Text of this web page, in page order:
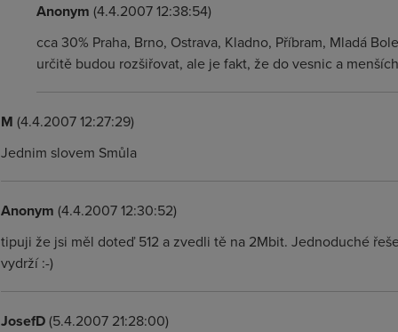
Anonym (4.4.2007 12:38:54)
cca 30% Praha, Brno, Ostrava, Kladno, Příbram, Mladá
určitě budou rozšiřovat, ale je fakt, že do vesnic a
M (4.4.2007 12:27:29)
Jednim slovem Smůla
Anonym (4.4.2007 12:30:52)
tipuji že jsi měl doteď 512 a zvedli tě na 2Mbit. Jednoduché
vydrží :-)
JosefD(5.4.2007 21:28:00)